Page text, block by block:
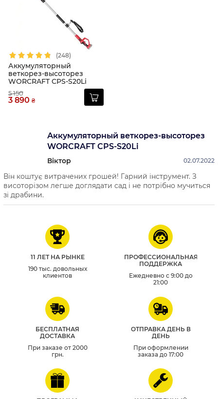
(248)
Аккумуляторный
веткорез-высоторез
WORCRAFT CPS-S20Li
5 150
3 890 ₴
Аккумуляторный веткорез-высоторез
WORCRAFT CPS-S20Li
Віктор 02.07.2022
Він коштує витрачених грошей! Гарний інструмент. З
висоторізом легше доглядати сад і не потрібно мучиться
зі драбини.
11 ЛЕТ НА РЫНКЕ
190 тыс. довольных
клиентов
ПРОФЕССИОНАЛЬНАЯ
ПОДДЕРЖКА
Ежедневно с 9:00 до
21:00
БЕСПЛАТНАЯ
ДОСТАВКА
При заказе от 2000
грн.
ОТПРАВКА ДЕНЬ В
ДЕНЬ
При оформлении
заказа до 17:00